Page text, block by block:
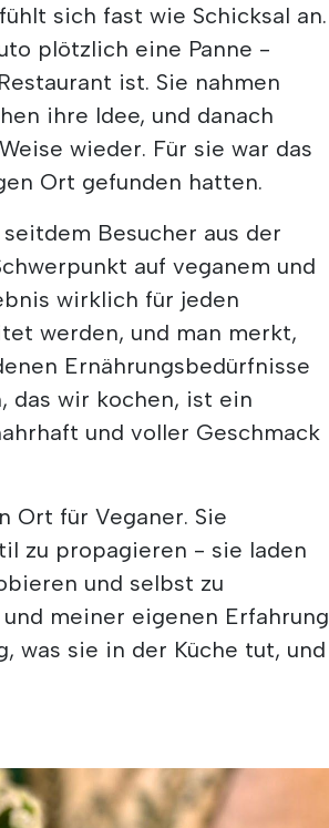
sich fast wie Schicksal an.
plötzlich eine Panne -
ist. Sie nahmen
ihre Idee, und danach
wieder. Für sie war das
Ort gefunden hatten.
Besucher aus der
auf veganem und
wirklich für jeden
werden, und man merkt,
Ernährungsbedürfnisse
das wir kochen, ist ein
und voller Geschmack
Ort für Veganer. Sie
zu propagieren - sie laden
und selbst zu
meiner eigenen Erfahrung
was sie in der Küche tut, und